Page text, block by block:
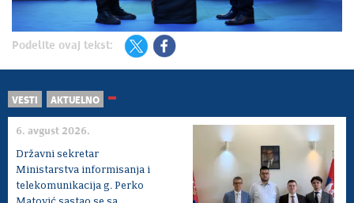
Podelite ovaj tekst:
VESTI AKTUELNO
6. avgust 2026.
Državni sekretar
Ministarstva informisanja i
telekomunikacija g. Perko